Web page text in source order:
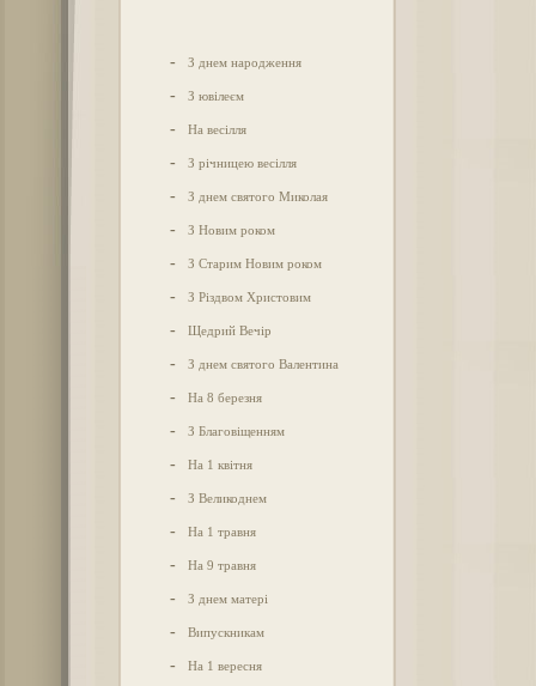
- З днем народження
- З ювілеєм
- На весілля
- З річницею весілля
- З днем святого Миколая
- З Новим роком
- З Старим Новим роком
- З Різдвом Христовим
- Щедрий Вечір
- З днем святого Валентина
- На 8 березня
- З Благовіщенням
- На 1 квітня
- З Великоднем
- На 1 травня
- На 9 травня
- З днем матері
- Випускникам
- На 1 вересня